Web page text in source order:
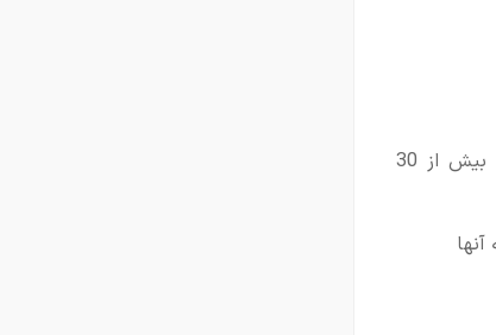
تحویل وعده غذایی مشتریان، نظافت میزها، نظارت همزمان 5 میز و ارایه سرویس به بیش از 30